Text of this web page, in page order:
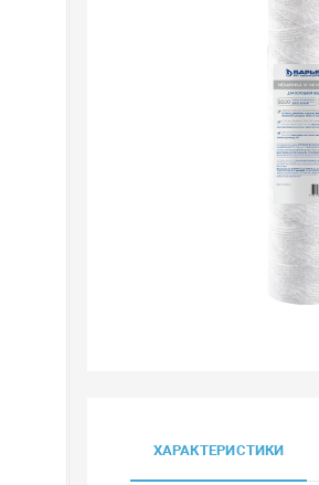
ХАРАКТЕРИСТИКИ